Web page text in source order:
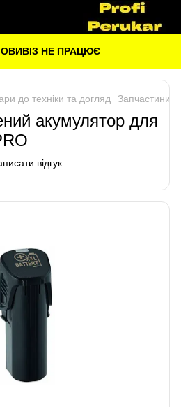
НЕ ПРАЦЮЄ
до техніки та догляд Запчастини
акумулятор для
відгук